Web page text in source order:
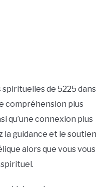
de 5225 dans
compréhension plus
qu’une connexion plus
la guidance et le soutien
alors que vous vous